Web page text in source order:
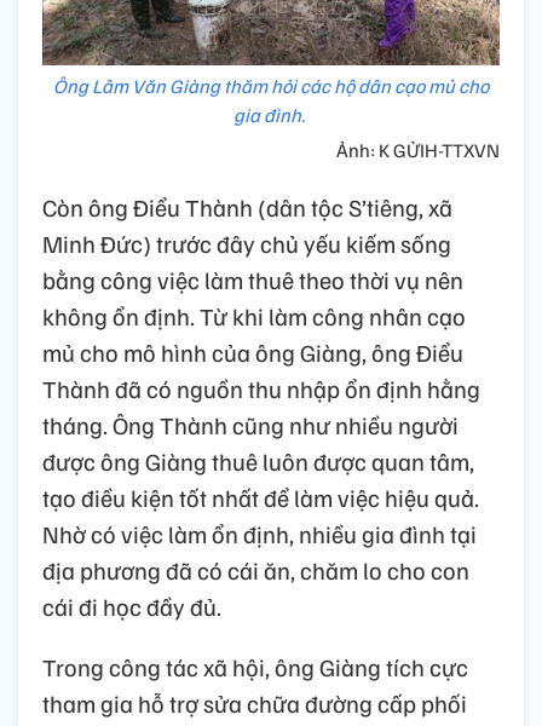
Ông Lâm Văn Giàng thăm hỏi các hộ dân cạo mủ cho
gia đình.
Ảnh: K GỬIH-TTXVN
Còn ông Điểu Thành (dân tộc S’tiêng, xã
Minh Đức) trước đây chủ yếu kiếm sống
bằng công việc làm thuê theo thời vụ nên
không ổn định. Từ khi làm công nhân cạo
mủ cho mô hình của ông Giàng, ông Điểu
Thành đã có nguồn thu nhập ổn định hằng
tháng. Ông Thành cũng như nhiều người
được ông Giàng thuê luôn được quan tâm,
tạo điều kiện tốt nhất để làm việc hiệu quả.
Nhờ có việc làm ổn định, nhiều gia đình tại
địa phương đã có cái ăn, chăm lo cho con
cái đi học đầy đủ.
Trong công tác xã hội, ông Giàng tích cực
tham gia hỗ trợ sửa chữa đường cấp phối